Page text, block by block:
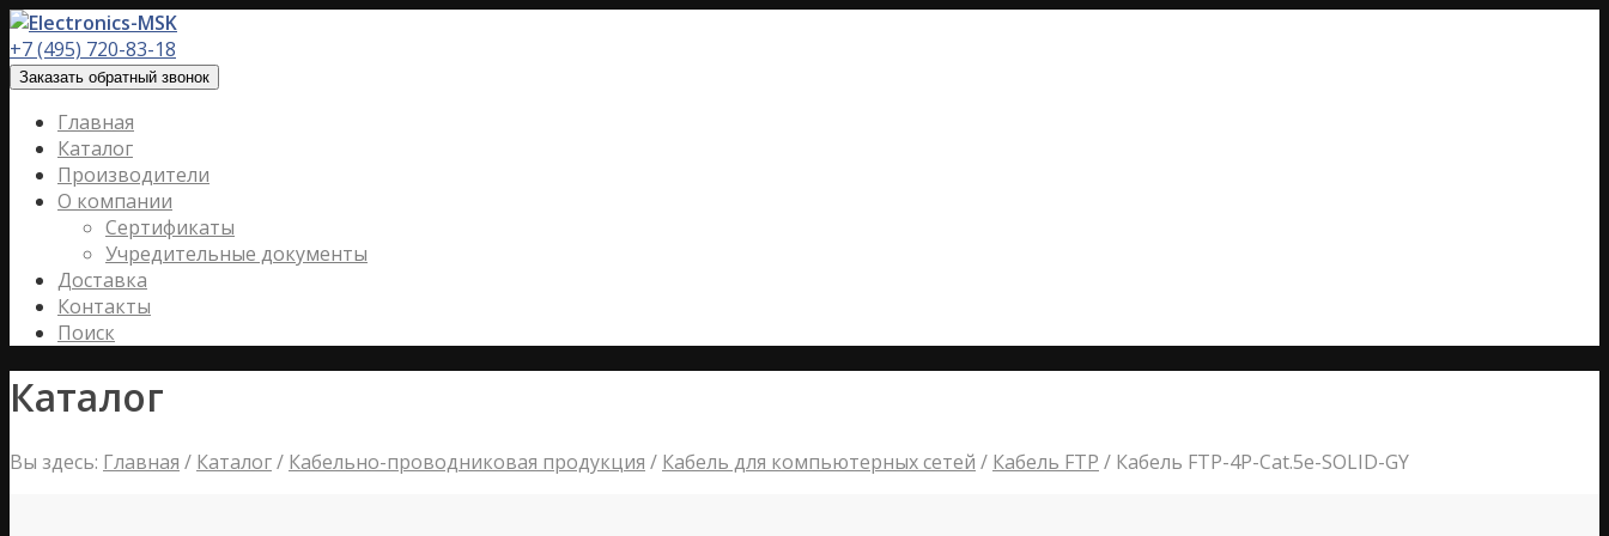
+7 (495) 720-83-18
Заказать обратный звонок
Главная
Каталог
Производители
О компании
Сертификаты
Учредительные документы
Доставка
Контакты
Поиск
Каталог
Вы здесь: Главная / Каталог/ Кабельно-проводниковая продукция / Кабель для компьютерных сетей / Кабель FTP / Кабель FTP-4P-Cat.5e-SOLID-GY